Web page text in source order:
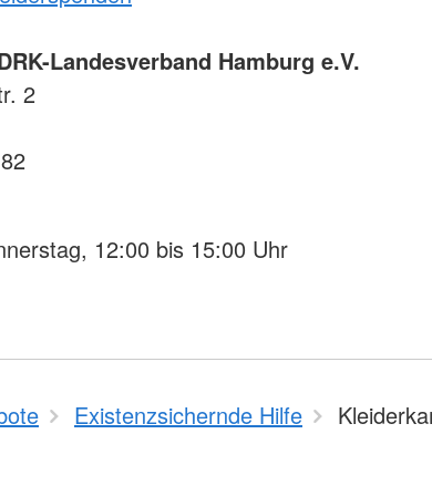
Landesverband Hamburg e.V.
2
12:00 bis 15:00 Uhr
Existenzsichernde Hilfe